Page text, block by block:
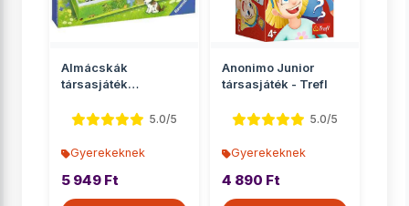
Almácskák
társasjáték
Ravensburger 5.0/5
Gyerekeknek
5 949 Ft
Anonimo Junior
társasjáték - Trefl
5.0/5
Gyerekeknek
4 890 Ft